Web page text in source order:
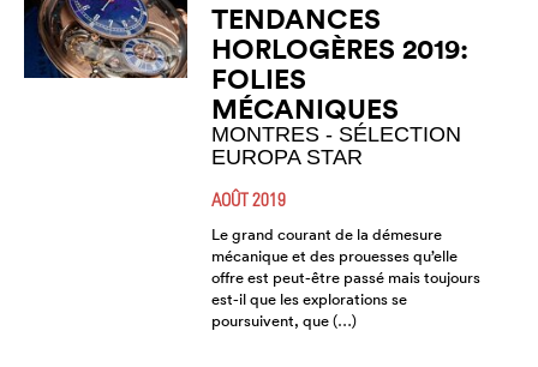
TENDANCES
HORLOGÈRES 2019:
FOLIES
MÉCANIQUES
MONTRES - SÉLECTION
EUROPA STAR
AOÛT 2019
Le grand courant de la démesure
mécanique et des prouesses qu’elle
offre est peut-être passé mais toujours
est-il que les explorations se
poursuivent, que (…)